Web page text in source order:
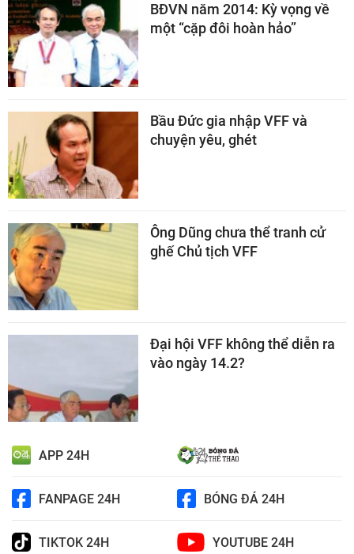
BĐVN năm 2014: Kỳ vọng về
một “cặp đôi hoàn hảo”
Bầu Đức gia nhập VFF và
chuyện yêu, ghét
Ông Dũng chưa thể tranh cử
ghế Chủ tịch VFF
Đại hội VFF không thể diễn ra
vào ngày 14.2?
APP 24H
FANPAGE 24H BÓNG ĐÁ 24H
TIKTOK 24H YOUTUBE 24H